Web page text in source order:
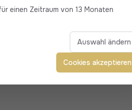
Südufer
einen Zeitraum von 13 Monaten
Auswahl ändern
Cookies akzeptieren